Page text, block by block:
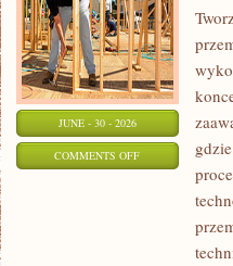
JUNE - 30 - 2026
COMMENTS OFFON
ENERGETYKA